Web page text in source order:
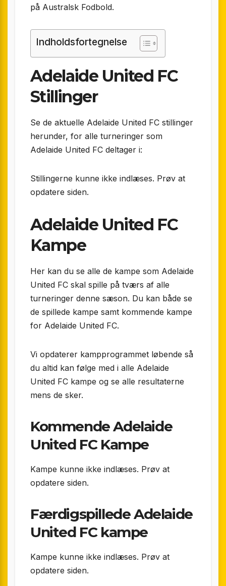
på Australsk Fodbold.
Indholdsfortegnelse
Adelaide United FC
Stillinger
Se de aktuelle Adelaide United FC stillinger
herunder, for alle turneringer som
Adelaide United FC deltager i:
Stillingerne kunne ikke indlæses. Prøv at
opdatere siden.
Adelaide United FC
Kampe
Her kan du se alle de kampe som Adelaide
United FC skal spille på tværs af alle
turneringer denne sæson. Du kan både se
de spillede kampe samt kommende kampe
for Adelaide United FC.
Vi opdaterer kampprogrammet løbende så
du altid kan følge med i alle Adelaide
United FC kampe og se alle resultaterne
mens de sker.
Kommende Adelaide
United FC Kampe
Kampe kunne ikke indlæses. Prøv at
opdatere siden.
Færdigspillede Adelaide
United FC kampe
Kampe kunne ikke indlæses. Prøv at
opdatere siden.